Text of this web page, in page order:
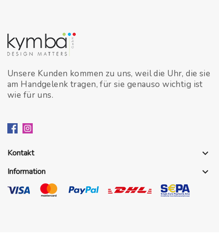
Unsere Kunden kommen zu uns, weil die Uhr, die sie
am Handgelenk tragen, für sie genauso wichtig ist
wie für uns.
Kontakt keyboard_arrow_down
Information keyboard_arrow_down